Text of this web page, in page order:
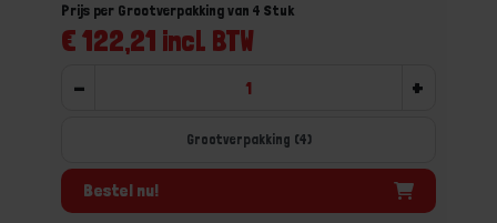
€ 122,21 incl. BTW
Prijs per Grootverpakking van 4 Stuk
- +
Grootverpakking (4)
Bestel nu!